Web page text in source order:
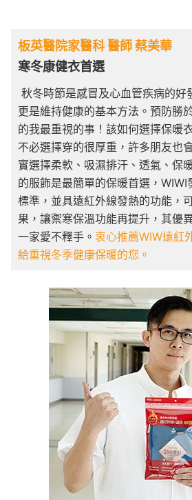
板英醫院家醫科 醫師 蔡美華
寒冬康健衣首選
秋冬時節是感冒及心血管疾病的好
更是維持健康的基本方法。預防勝
的我最重視的事！該如何選擇保暖
不必選擇穿的很厚重，許多朋友也
實選擇柔軟、吸濕排汗、透氣、保
的服飾是最簡單的保暖首選，
標準，並具遠紅外線發熱的功能，
果，讓禦寒保溫功能再提升，其優
一家愛不釋手。 衷心推薦WIW遠紅
給重視冬季健康保暖的您。